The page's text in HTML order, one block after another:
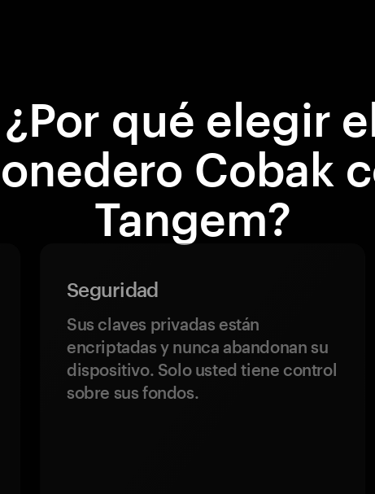
¿Por qué elegir
Cobak
Tangem?
Seguridad
Sus claves privadas están
encriptadas y nunca abandonan su
dispositivo. Solo usted tiene control
sobre sus fondos.